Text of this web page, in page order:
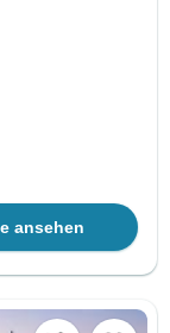
ansehen